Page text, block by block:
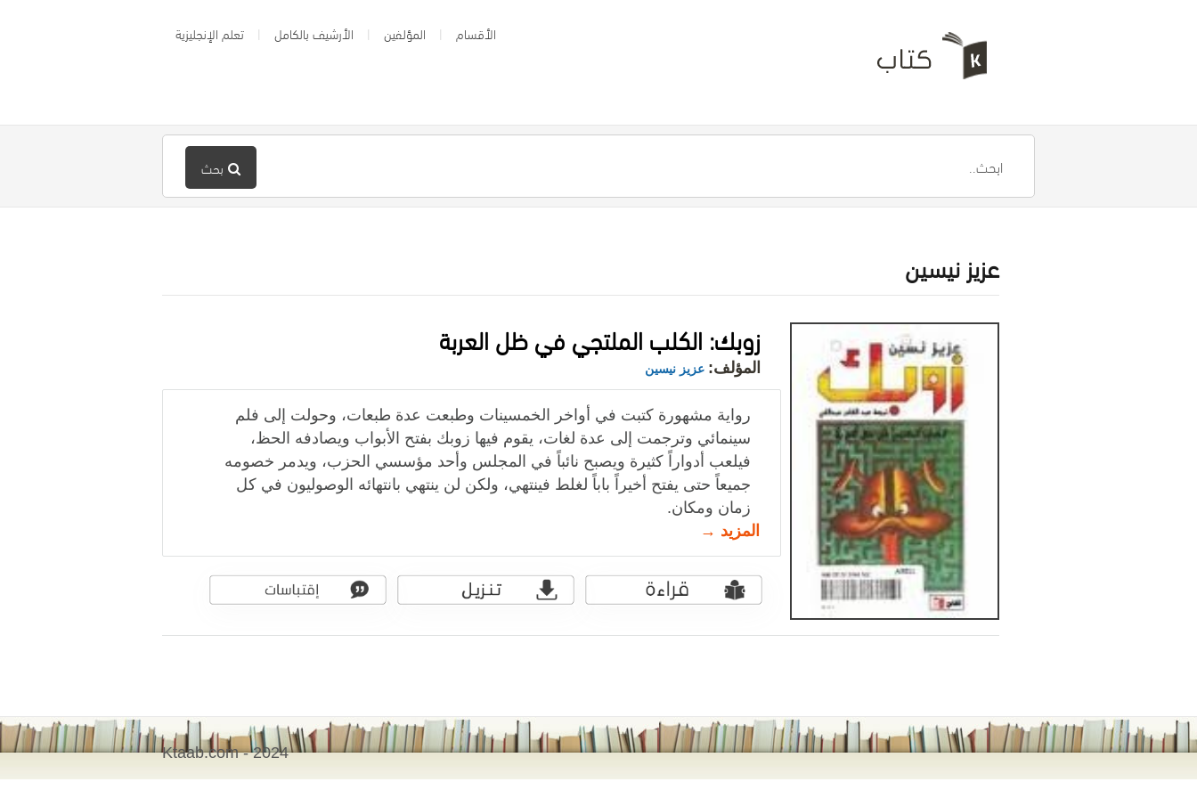
الأقسام المؤلفين الأرشيف بالكامل تعلم الإنجليزية
بحث
عزيز نيسين
زوبك: الكلب الملتجي في ظل العربة
المؤلف: عزيز نيسين
رواية مشهورة كتبت في أواخر الخمسينات وطبعت عدة طبعات، وحولت إلى فلم
سينمائي وترجمت إلى عدة لغات، يقوم فيها زوبك بفتح الأبواب ويصادفه الحظ،
فيلعب أدواراً كثيرة ويصبح نائباً في المجلس وأحد مؤسسي الحزب، ويدمر خصومه
جميعاً حتى يفتح أخيراً باباً لغلط فينتهي، ولكن لن ينتهي بانتهائه الوصوليون في كل
زمان ومكان.
المزيد →
Ktaab.com - 2024